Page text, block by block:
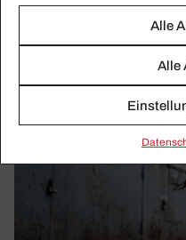
Alle
Alle